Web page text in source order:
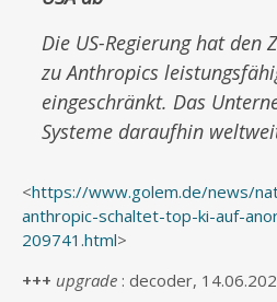
Die US-Regierung hat den
zu Anthropics
eingeschränkt. Das
Systeme daraufhin
<https://www.golem.de/news/
anthropic-schaltet-top-ki-auf-
209741.html>
+++ upgrade : decoder,